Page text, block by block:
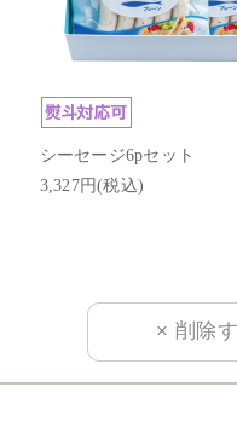
シーセージ6pセット
3,327円(税込)